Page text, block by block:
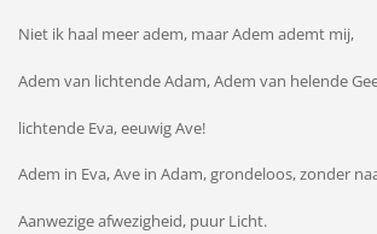
Niet ik haal meer adem, maar Adem ademt mij,
Adem van lichtende Adam, Adem van helende
lichtende Eva, eeuwig Ave!
Adem in Eva, Ave in Adam, grondeloos, zonder
Aanwezige afwezigheid, puur Licht.